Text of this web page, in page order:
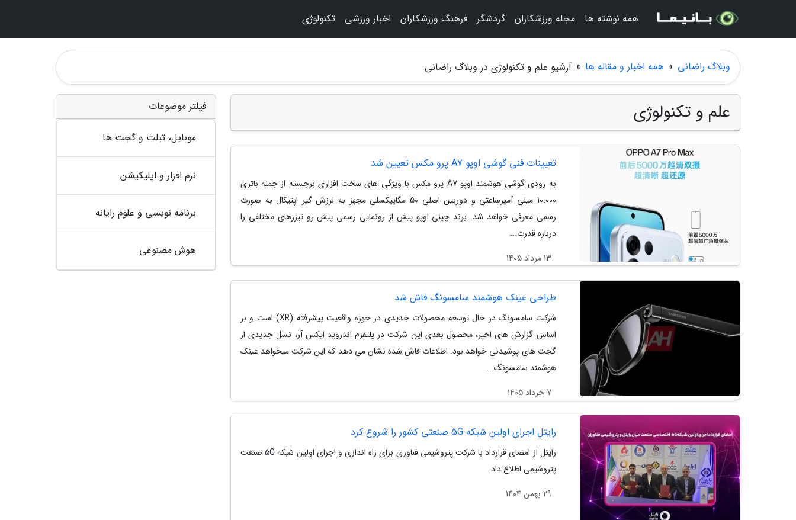
وبلاگ راضانی » همه اخبار و مقاله ها » آرشیو علم و تکنولوژی در وبلاگ راضانی
علم و تکنولوژی
تعیینات فنی گوشی اوپو A7 پرو مکس تعیین شد
به زودی گوشی هوشمند اوپو A7 پرو مکس با ویژگی های سخت افزاری برجسته از جمله باتری
10.000 میلی آمپرساعتی و دوربین اصلی 50 مگاپیکسلی مجهز به لرزش گیر اپتیکال به صورت
رسمی معرفی خواهد شد. برند چینی اوپو پیش از رونمایی رسمی پیش رو تیزرهای مختلفی را
درباره قدرت...
13 مرداد 1405
طراحی عینک هوشمند سامسونگ فاش شد
شرکت سامسونگ در حال توسعه محصولات جدیدی در حوزه واقعیت پیشرفته (XR) است و بر
اساس گزارش های اخیر، محصول بعدی این شرکت در پلتفرم اندروید ایکس آر، نسل جدیدی از
گجت های پوشیدنی خواهد بود. اطلاعات فاش شده نشان می دهد که این شرکت میخواهد عینک
هوشمند سامسونگ...
7 خرداد 1405
رایتل اجرای اولین شبکه 5G صنعتی کشور را شروع کرد
رایتل از امضای قرارداد با شرکت پتروشیمی فناوری برای راه اندازی و اجرای اولین شبکه 5G صنعت
پتروشیمی اطلاع داد.
29 بهمن 1404
فیلتر موضوعات
موبایل، تبلت و گجت ها
نرم افزار و اپلیکیشن
برنامه نویسی و علوم رایانه
هوش مصنوعی
همه نوشته ها مجله ورزشکاران گردشگر فرهنگ ورزشکاران اخبار ورزشی تکنولوژی